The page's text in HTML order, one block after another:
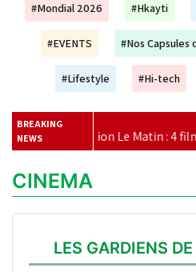
#Mondial 2026 #Hkayti
#EVENTS #Nos Capsules
#Lifestyle #Hi-tech
BREAKING
NEWS
Le Matin : 4 films à ne pas
CINEMA
LES GARDIENS